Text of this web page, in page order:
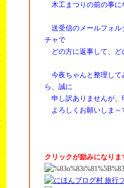
木工まつりの前の事に
送受信のメールフォル
チャで
どの方に返事して、ど
今夜ちゃんと整理して
ら、誠に
申し訳ありませんが、
よろしくお願いしま
クリックが励みになり